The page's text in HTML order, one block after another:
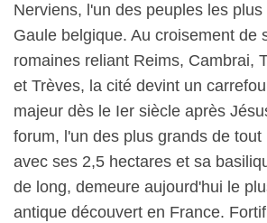
Nerviens, l'un des peuples les
Gaule belgique. Au croisement de
romaines reliant Reims, Cambrai,
et Trèves, la cité devint un
majeur dès le Ier siècle après
forum, l'un des plus grands de tout
avec ses 2,5 hectares et sa
de long, demeure aujourd'hui le
antique découvert en France.